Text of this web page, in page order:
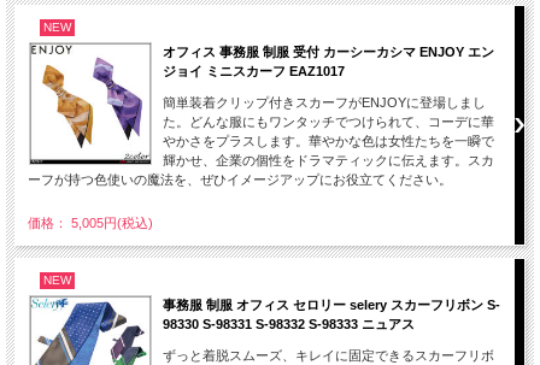
NEW
オフィス 事務服 制服 受付 カーシーカシマ ENJOY エン
ジョイ ミニスカーフ EAZ1017
簡単装着クリップ付きスカーフがENJOYに登場しまし
た。どんな服にもワンタッチでつけられて、コーデに華
やかさをプラスします。華やかな色は女性たちを一瞬で
輝かせ、企業の個性をドラマティックに伝えます。スカ
ーフが持つ色使いの魔法を、ぜひイメージアップにお役立てください。
価格： 5,005円(税込)
NEW
事務服 制服 オフィス セロリー selery スカーフリボン S-
98330 S-98331 S-98332 S-98333 ニュアス
ずっと着脱スムーズ、キレイに固定できるスカーフリボ